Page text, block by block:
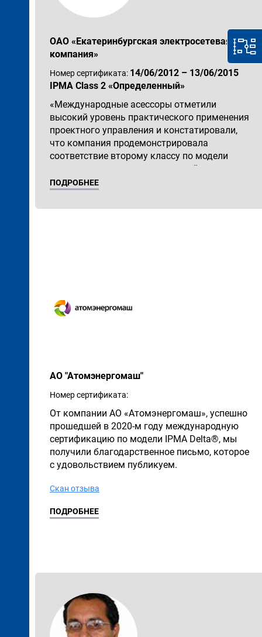
ОАО «Екатеринбургская электросетевая
компания»
Номер сертификата: 14/06/2012 – 13/06/2015
IPMA Class 2 «Определенный»
«Международные асессоры отметили
высокий уровень практического применения
проектного управления и констатировали,
что компания продемонстрировала
соответствие второму классу по модели
организационно-технологической зрелости
IPMA Delta®.»
ПОДРОБНЕЕ
АО "Атомэнергомаш"
Номер сертификата:
От компании АО «Атомэнергомаш», успешно
прошедшей в 2020-м году международную
сертификацию по модели IPMA Delta®, мы
получили благодарственное письмо, которое
с удовольствием публикуем.
Скан отзыва
ПОДРОБНЕЕ